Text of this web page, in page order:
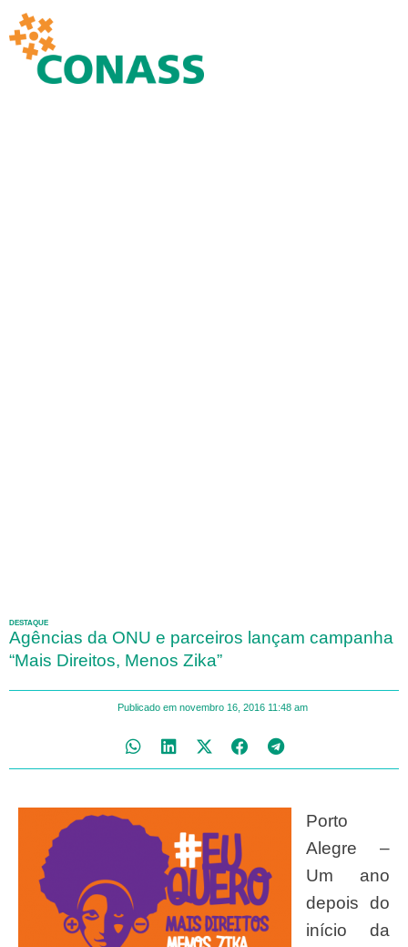
DESTAQUE
Agências da ONU e parceiros lançam campanha
“Mais Direitos, Menos Zika”
Publicado em novembro 16, 2016 11:48 am
Porto
Alegre –
Um ano
depois do
início da